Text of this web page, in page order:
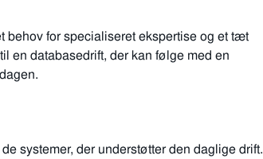
behov for specialiseret ekspertise og et tæt
en databasedrift, der kan følge med en
systemer, der understøtter den daglige drift.